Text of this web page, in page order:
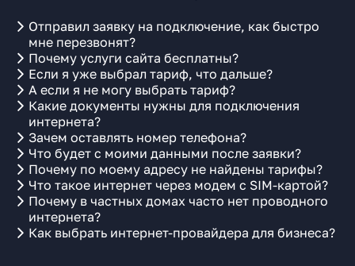
Отправил заявку на подключение, как быстро
мне перезвонят?
Почему услуги сайта бесплатны?
Если я уже выбрал тариф, что дальше?
А если я не могу выбрать тариф?
Какие документы нужны для подключения
интернета?
Зачем оставлять номер телефона?
Что будет с моими данными после заявки?
Почему по моему адресу не найдены тарифы?
Что такое интернет через модем с SIM-картой?
Почему в частных домах часто нет проводного
интернета?
Как выбрать интернет-провайдера для бизнеса?